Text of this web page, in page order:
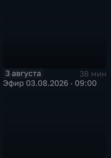
3 августа
38 мин
Эфир 03.08.2026 · 09:00